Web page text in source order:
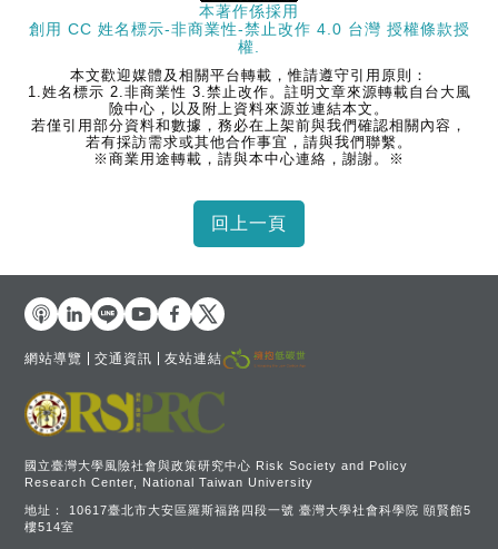
本著作係採用
創用 CC 姓名標示-非商業性-禁止改作 4.0 台灣 授權條款授
權.
本文歡迎媒體及相關平台轉載，惟請遵守引用原則：
1.姓名標示 2.非商業性 3.禁止改作。註明文章來源轉載自台大風
險中心，以及附上資料來源並連結本文。
若僅引用部分資料和數據，務必在上架前與我們確認相關內容，
若有採訪需求或其他合作事宜，請與我們聯繫。
※商業用途轉載，請與本中心連絡，謝謝。※
國立臺灣大學風險社會與政策研究中心 Risk Society and Policy
Research Center, National Taiwan University
地址： 10617臺北市大安區羅斯福路四段一號 臺灣大學社會科學院 頤賢館5
樓514室
網站導覽 交通資訊 友站連結